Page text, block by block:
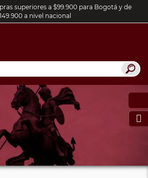
superiores a $99.900 para Bogotá y de
a nivel nacional
